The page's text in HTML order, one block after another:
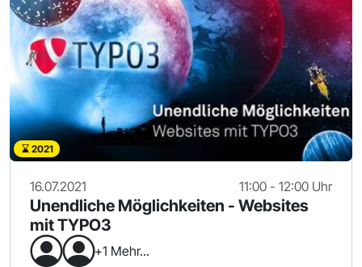
2021
16.07.2021 11:00 - 12:00 Uhr
Unendliche Möglichkeiten - Websites
mit TYPO3
+1 Mehr...